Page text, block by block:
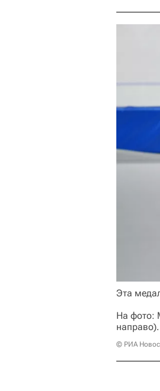
Эта
На фото:
направо).
© РИА